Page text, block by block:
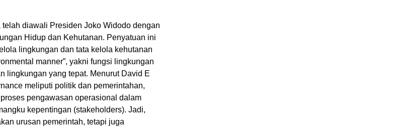
diawali Presiden Joko Widodo dengan
Hidup dan Kehutanan. Penyatuan ini
lingkungan dan tata kelola kehutanan
manner”, yakni fungsi lingkungan
lingkungan yang tepat. Menurut David E
meliputi politik dan pemerintahan,
pengawasan operasional dalam
kepentingan (stakeholders). Jadi,
urusan pemerintah, tetapi juga